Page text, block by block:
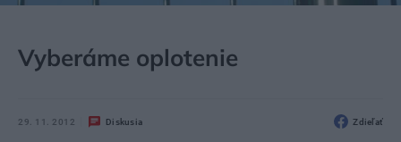
Vyberáme oplotenie
29. 11. 2012 Diskusia Zdieľať